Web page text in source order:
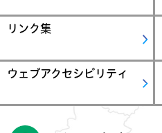
リンク集
ウェブアクセシビリティ